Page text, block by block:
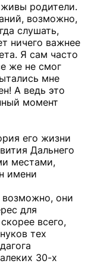
родители.
возможно,
слушать,
ничего важнее
Я сам часто
же не смог
мне
А ведь это
момент
его жизни
Дальнего
местами,
имени
возможно, они
для
всего,
тех
30-х